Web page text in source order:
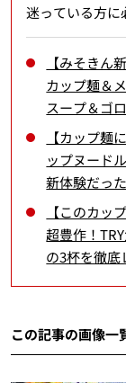
迷っている方に
【みそきん
カップ麺＆
スープ＆ゴ
【カップ麺
ップヌード
新体験だった
【このカッ
超豊作！
の3杯を徹底
この記事の画像一